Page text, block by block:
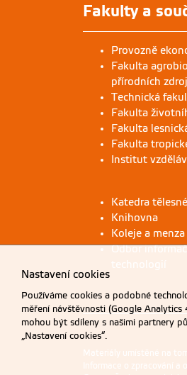
Fakulty a
Provozně
Fakulta
přírodních
Technická
Fakulta
Fakulta
Fakulta
Institut
Katedra
Knihovna
Koleje a menza
Odbor
technologií
Materiály umístěné na
Informace o zpracování a
Nastavení cookies
Používáme cookies a podobné
měření návštěvnosti (Google
mohou být sdíleny s našimi partnery
„Nastavení cookies“.